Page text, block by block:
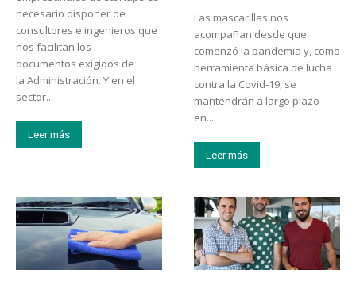
necesario disponer de
consultores e ingenieros que
nos facilitan los
documentos exigidos de
la Administración. Y en el
sector...
Leer más
Las mascarillas nos
acompañan desde que
comenzó la pandemia y, como
herramienta básica de lucha
contra la Covid-19, se
mantendrán a largo plazo
en...
Leer más